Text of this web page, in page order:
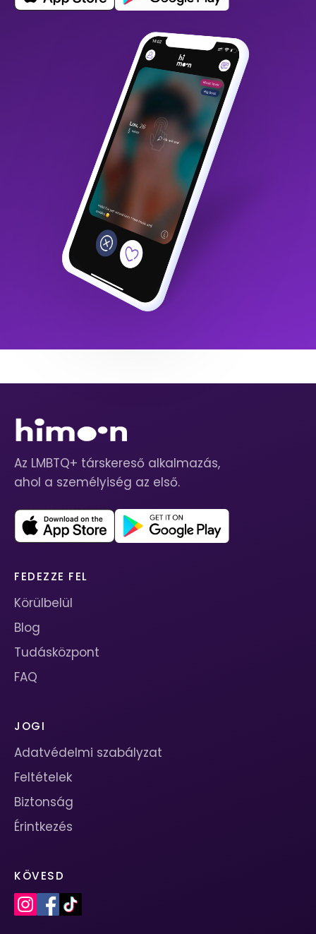
Az LMBTQ+ társkereső alkalmazás,
ahol a személyiség az első.
FEDEZZE FEL
Körülbelül
Blog
Tudásközpont
FAQ
JOGI
Adatvédelmi szabályzat
Feltételek
Biztonság
Érintkezés
KÖVESD